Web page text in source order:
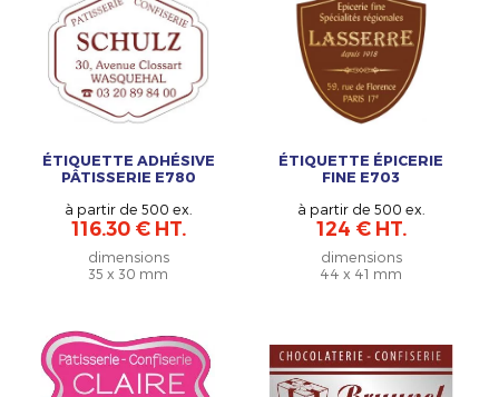
ÉTIQUETTE ADHÉSIVE
PÂTISSERIE E780
à partir de 500 ex.
116.30 € HT.
dimensions
35 x 30 mm
ÉTIQUETTE ÉPICERIE
FINE E703
à partir de 500 ex.
124 € HT.
dimensions
44 x 41 mm